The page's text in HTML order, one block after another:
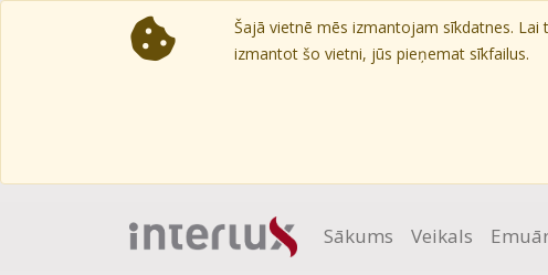
Šajā vietnē mēs izmantojam sīkdatnes.
izmantot šo vietni, jūs pieņemat sīkfailus.
Sākums Veikals